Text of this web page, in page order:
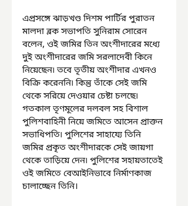
এপ্রসঙ্গে ঝাড়খণ্ড দিশম পার্টির পুরাতন
মালদা ব্লক সভাপতি সুনিরাম সোরেন
বলেন, ওই জমির তিন অংশীদারের মধ্যে
দুই অংশীদারের জমি সরলাদেবী কিনে
নিয়েছেন৷ তবে তৃতীয় অংশীদার এখনও
বিক্রি করেননি৷ কিন্তু তাঁকে সেই জমি
থেকে সরিয়ে দেওয়ার চেষ্টা চলছে৷
গতকাল তৃণমূলের দলবল সহ বিশাল
পুলিশবাহিনী নিয়ে জমিতে আসেন প্রাক্তন
সভাধিপতি৷ পুলিশের সাহায্যে তিনি
জমির প্রকৃত অংশীদারকে সেই জায়গা
থেকে তাড়িয়ে দেন৷ পুলিশের সহায়তাতেই
ওই জমিতে বেআইনিভাবে নির্মাণকাজ
চালাচ্ছেন তিনি।